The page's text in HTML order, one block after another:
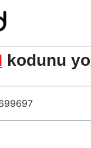
kodunu